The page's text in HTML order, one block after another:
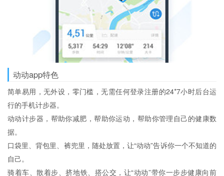
动动app特色
简单易用，无外设，零门槛，无需任何登录注册的24*7小时后台运
行的手机计步器。
动动计步器，帮助你减肥，帮助你运动，帮助你管理自己的健康数
据。
口袋里、背包里、裤兜里，随处放置，让“动动”告诉你一个不知道的
自己。
骑着车、散着步、挤地铁、搭公交，让“动动”带你一步步健康向前